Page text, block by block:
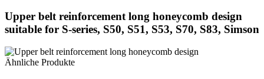
Upper belt reinforcement long honeycomb design
suitable for S-series, S50, S51, S53, S70, S83, Simson
Ähnliche Produkte